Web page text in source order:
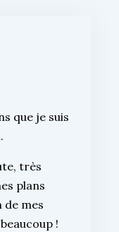
que je suis
très
plans
mes
!